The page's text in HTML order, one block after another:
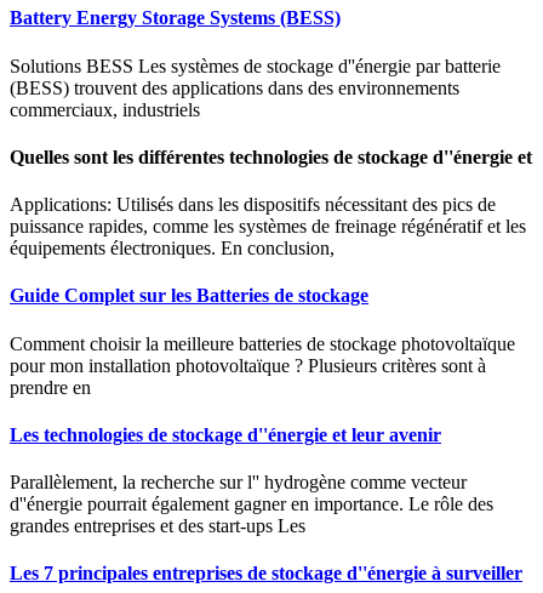
Battery Energy Storage Systems (BESS)
Solutions BESS Les systèmes de stockage d''énergie par batterie
(BESS) trouvent des applications dans des environnements
commerciaux, industriels
Quelles sont les différentes technologies de stockage d''énergie et
Applications: Utilisés dans les dispositifs nécessitant des pics de
puissance rapides, comme les systèmes de freinage régénératif et les
équipements électroniques. En conclusion,
Guide Complet sur les Batteries de stockage
Comment choisir la meilleure batteries de stockage photovoltaïque
pour mon installation photovoltaïque ? Plusieurs critères sont à
prendre en
Les technologies de stockage d''énergie et leur avenir
Parallèlement, la recherche sur l'' hydrogène comme vecteur
d''énergie pourrait également gagner en importance. Le rôle des
grandes entreprises et des start-ups Les
Les 7 principales entreprises de stockage d''énergie à surveiller